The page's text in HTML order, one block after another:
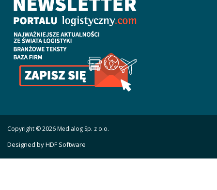
Copyright © 2026 Medialog Sp. z o.o.
Designed by HDF Software